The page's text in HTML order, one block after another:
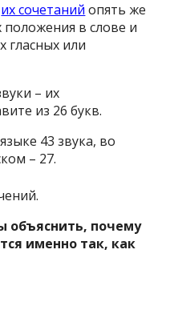
их сочетаний опять же
положения в слове и
или
– их
из 26 букв.
43 звука, во
– 27.
объяснить, почему
именно так, как